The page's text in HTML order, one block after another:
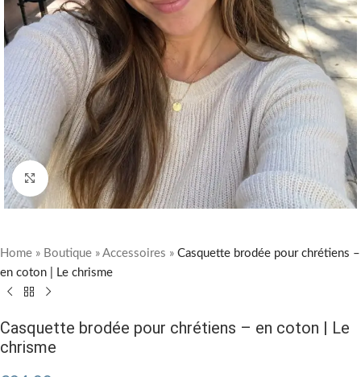
Cliquez pour agrandir
Home » Boutique » Accessoires » Casquette brodée pour chrétiens –
en coton | Le chrisme
Casquette brodée pour chrétiens – en coton | Le
chrisme